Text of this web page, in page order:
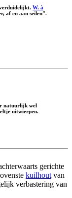
W. à
af en aan seilen".
natuurlijk wel
uitwierpen.
gerichte
kuilhoutvan
verbastering van